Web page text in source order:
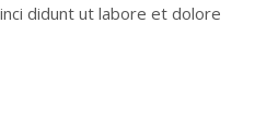
didunt ut labore et dolore